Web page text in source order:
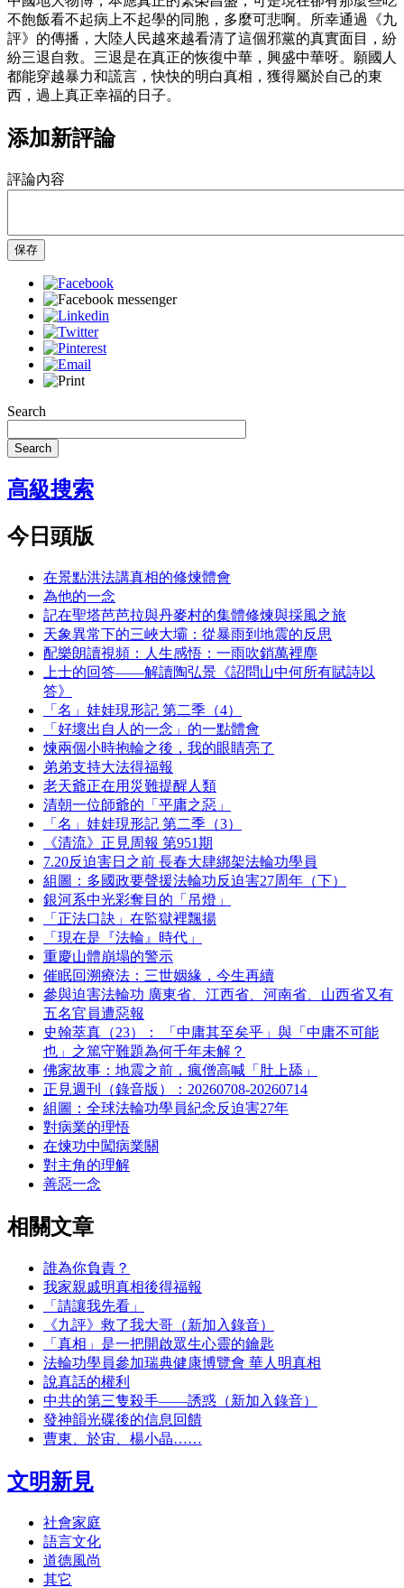
不飽飯看不起病上不起學的同胞，多麼可悲啊。所幸通過《九
評》的傳播，大陸人民越來越看清了這個邪黨的真實面目，紛
紛三退自救。三退是在真正的恢復中華，興盛中華呀。願國人
都能穿越暴力和謊言，快快的明白真相，獲得屬於自己的東
西，過上真正幸福的日子。
添加新評論
評論內容
保存
Search
Search
高級搜索
今日頭版
在景點洪法講真相的修煉體會
為他的一念
記在聖塔芭芭拉與丹麥村的集體修煉與採風之旅
天象異常下的三峽大壩：從暴雨到地震的反思
配樂朗讀視頻：人生感悟：一雨吹銷萬裡塵
上士的回答——解讀陶弘景《詔問山中何所有賦詩以
答》
「名」娃娃現形記 第二季（4）
「好壞出自人的一念」的一點體會
煉兩個小時抱輪之後，我的眼睛亮了
弟弟支持大法得福報
老天爺正在用災難提醒人類
清朝一位師爺的「平庸之惡」
「名」娃娃現形記 第二季（3）
《清流》正見周報 第951期
7.20反迫害日之前 長春大肆綁架法輪功學員
組圖：多國政要聲援法輪功反迫害27周年（下）
銀河系中光彩奪目的「吊燈」
「正法口訣」在監獄裡飄揚
「現在是『法輪』時代」
重慶山體崩塌的警示
催眠回溯療法：三世姻緣，今生再續
參與迫害法輪功 廣東省、江西省、河南省、山西省又有
五名官員遭惡報
史翰萃真（23）： 「中庸其至矣乎」與「中庸不可能
也」之篤守難題為何千年未解？
佛家故事：地震之前，瘋僧高喊「肚上舔」
正見週刊（錄音版）：20260708-20260714
組圖：全球法輪功學員紀念反迫害27年
對病業的理悟
在煉功中闖病業關
對主角的理解
善惡一念
相關文章
誰為你負責？
我家親戚明真相後得福報
「請讓我先看」
《九評》救了我大哥（新加入錄音）
「真相」是一把開啟眾生心靈的鑰匙
法輪功學員參加瑞典健康博覽會 華人明真相
說真話的權利
中共的第三隻殺手――誘惑（新加入錄音）
發神韻光碟後的信息回饋
曹東、於宙、楊小晶……
文明新見
社會家庭
語言文化
道德風尚
其它